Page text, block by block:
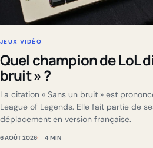
JEUX VIDÉO
Quel champion de LoL
bruit » ?
La citation « Sans un bruit » est
League of Legends. Elle fait partie de
déplacement en version française.
6 AOÛT 2026 4 MIN